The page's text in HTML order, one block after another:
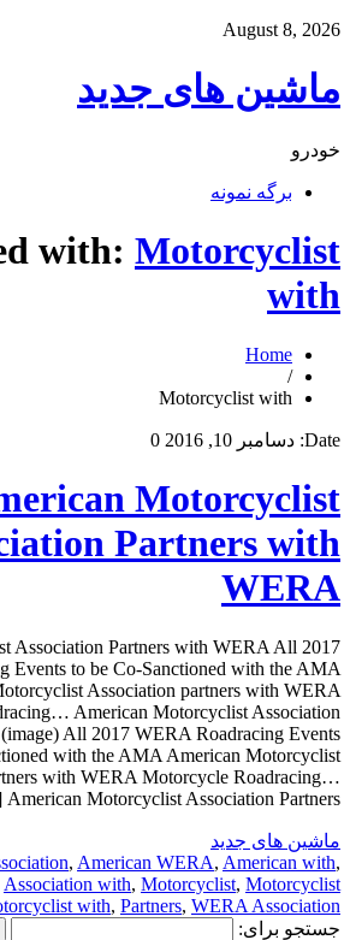
August 8, 2026
ماشین های جدید
خودرو
برگه نمونه
with: Motorcyclist
with
Home
/
Motorcyclist with
Date: دسامبر 10, 2016 0
Motorcyclist
Partners with
WERA
Association Partners with WERA All 2017
Events to be Co-Sanctioned with the AMA
Association partners with WERA
American Motorcyclist Association
All 2017 WERA Roadracing Events
with the AMA American Motorcyclist
with WERA Motorcycle Roadracing…
American Motorcyclist Association Partners […]
ماشین های جدید
, American WERA, American with,
Association with, Motorcyclist, Motorcyclist
with, Partners, WERA Association
جستجو برای: